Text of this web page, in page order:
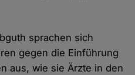
sprachen sich
gegen die Einführung
aus, wie sie Ärzte in den